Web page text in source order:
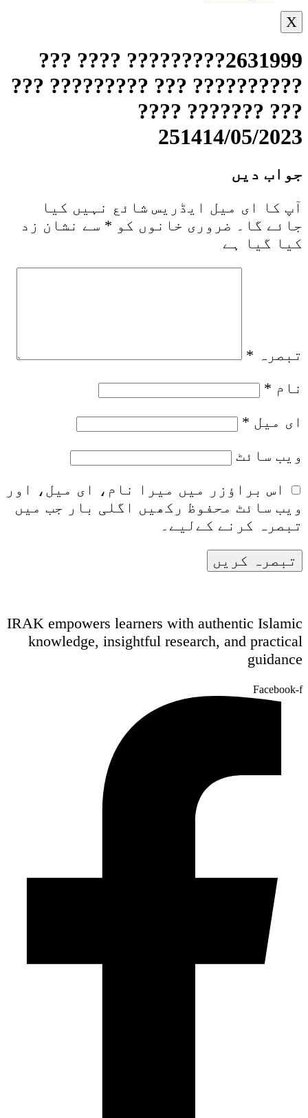
X
2631999????????? ???? ???
?????????? ??? ????????? ???
??? ??????? ????
251414/05/2023
جواب دیں
آپ کا ای میل ایڈریس شائع نہیں کیا
جائے گا۔
ضروری خانوں کو * سے نشان زد
کیا گیا ہے
تبصرہ *
نام *
ای میل *
ویب‌ سائٹ
اس براؤزر میں میرا نام، ای میل، اور
ویب سائٹ محفوظ رکھیں اگلی بار جب میں
تبصرہ کرنے کےلیے۔
IRAK empowers learners with authentic Islamic
knowledge, insightful research, and practical
guidance
Facebook-f